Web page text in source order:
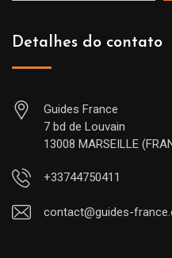
Detalhes do contato
Guides France
7 bd de Louvain
13008 MARSEILLE
+33744750411
contact@guides-